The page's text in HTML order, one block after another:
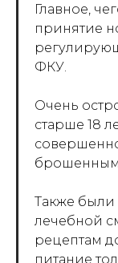
Главное,
принятие
ФКУ.
Очень
старше 18
Также были
лечебной
рецептам
питание